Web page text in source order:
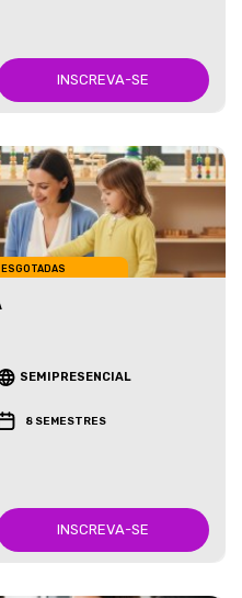
INSCREVA-SE
SEMIPRESENCIAL
8 SEMESTRES
INSCREVA-SE